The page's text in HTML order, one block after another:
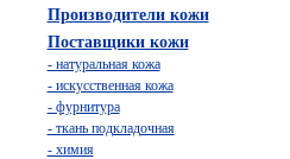
Производители кожи
Поставщики кожи
- натуральная кожа
- искусственная кожа
- фурнитура
- ткань подкладочная
- химия